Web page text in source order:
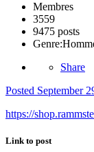
Membres
3559
9475 posts
Genre:
Share
Posted September
https://
Link to post